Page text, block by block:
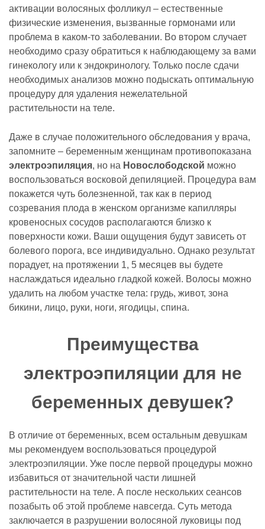
активации волосяных фолликул – естественные
физические изменения, вызванные гормонами или
проблема в каком-то заболевании. Во втором случает
необходимо сразу обратиться к наблюдающему за вами
гинекологу или к эндокринологу. Только после сдачи
необходимых анализов можно подыскать оптимальную
процедуру для удаления нежелательной
растительности на теле.
Даже в случае положительного обследования у врача,
запомните – беременным женщинам противопоказана
электроэпиляция, но на Новослободской можно
воспользоваться восковой депиляцией. Процедура вам
покажется чуть болезненной, так как в период
созревания плода в женском организме капилляры
кровеносных сосудов располагаются близко к
поверхности кожи. Ваши ощущения будут зависеть от
болевого порога, все индивидуально. Однако результат
порадует, на протяжении 1, 5 месяцев вы будете
наслаждаться идеально гладкой кожей. Волосы можно
удалить на любом участке тела: грудь, живот, зона
бикини, лицо, руки, ноги, ягодицы, спина.
Преимущества
электроэпиляции для не
беременных девушек?
В отличие от беременных, всем остальным девушкам
мы рекомендуем воспользоваться процедурой
электроэпиляции. Уже после первой процедуры можно
избавиться от значительной части лишней
растительности на теле. А после нескольких сеансов
позабыть об этой проблеме навсегда. Суть метода
заключается в разрушении волосяной луковицы под